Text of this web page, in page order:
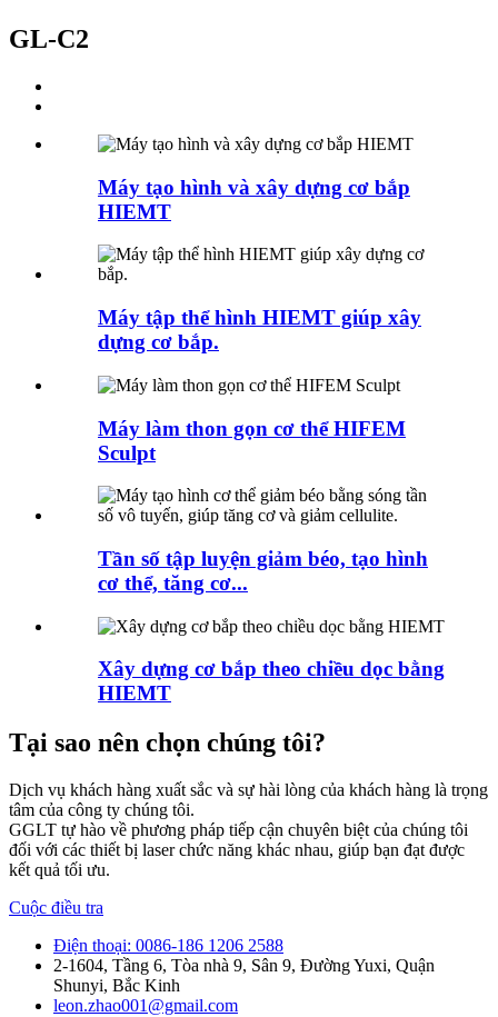
GL-C2
Máy tạo hình và xây dựng cơ bắp
HIEMT
Máy tập thể hình HIEMT giúp xây
dựng cơ bắp.
Máy làm thon gọn cơ thể HIFEM
Sculpt
Tần số tập luyện giảm béo, tạo hình
cơ thể, tăng cơ...
Xây dựng cơ bắp theo chiều dọc bằng
HIEMT
Tại sao nên chọn chúng tôi?
Dịch vụ khách hàng xuất sắc và sự hài lòng của khách hàng là trọng
tâm của công ty chúng tôi.
GGLT tự hào về phương pháp tiếp cận chuyên biệt của chúng tôi
đối với các thiết bị laser chức năng khác nhau, giúp bạn đạt được
kết quả tối ưu.
Cuộc điều tra
Điện thoại: 0086-186 1206 2588
2-1604, Tầng 6, Tòa nhà 9, Sân 9, Đường Yuxi, Quận
Shunyi, Bắc Kinh
leon.zhao001@gmail.com